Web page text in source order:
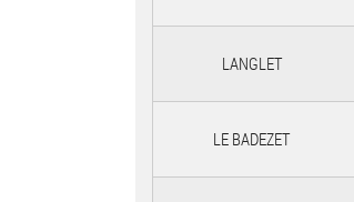
LANGLET
LE BADEZET